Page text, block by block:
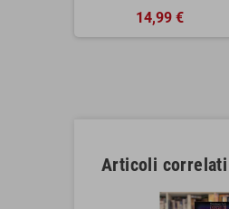
14,99 €
Articoli correlati